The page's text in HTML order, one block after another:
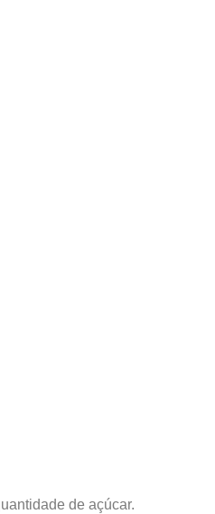
de açúcar.